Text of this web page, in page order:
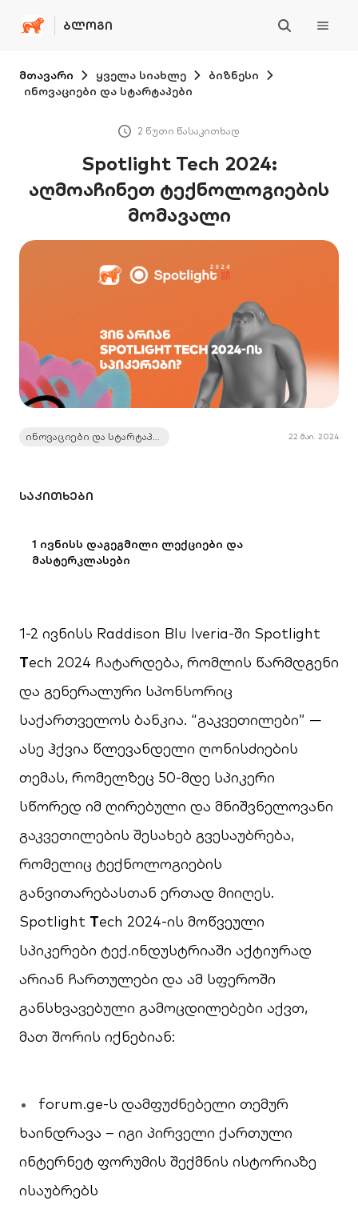
ᲑᲚᲝᲒᲘ
მთავარი ყველა სიახლე
ბიზნესი
ინოვაციები და სტარტაპები
2 წუთი წასაკითხად
Spotlight Tech 2024:
აღმოაჩინეთ ტექნოლოგიების
მომავალი
ინოვაციები და სტარტაპები 22 მაი. 2024
ᲡᲐᲙᲘᲗᲮᲔᲑᲘ
1 ივნისს დაგეგმილი ლექციები და
მასტერკლასები
1-2 ივნისს Raddison Blu Iveria-ში Spotlight
Tech 2024 ჩატარდება, რომლის წარმდგენი
და გენერალური სპონსორიც
საქართველოს ბანკია. “გაკვეთილები” —
ასე ჰქვია წლევანდელი ღონისძიების
თემას, რომელზეც 50-მდე სპიკერი
სწორედ იმ ღირებული და მნიშვნელოვანი
გაკვეთილების შესახებ გვესაუბრება,
რომელიც ტექნოლოგიების
განვითარებასთან ერთად მიიღეს.
Spotlight Tech 2024-ის მოწვეული
სპიკერები ტექ.ინდუსტრიაში აქტიურად
არიან ჩართულები და ამ სფეროში
განსხვავებული გამოცდილებები აქვთ,
მათ შორის იქნებიან:
forum.ge-ს დამფუძნებელი თემურ
ხაინდრავა – იგი პირველი ქართული
ინტერნეტ ფორუმის შექმნის ისტორიაზე
ისაუბრებს